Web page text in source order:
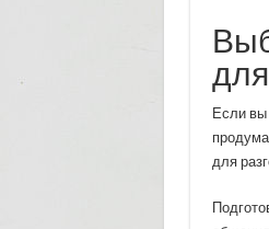
Если вы
для